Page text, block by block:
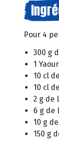
Pour 4
300 g
1
10 cl
10 cl
2 g de
6 g de
10 g
150 g